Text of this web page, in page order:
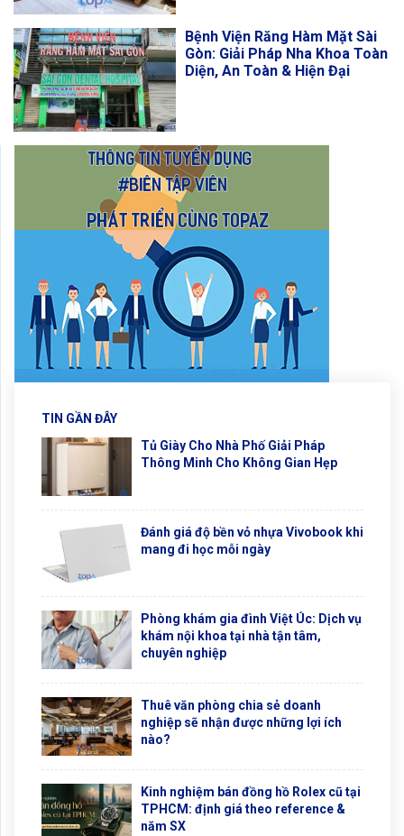
Bệnh Viện Răng Hàm Mặt Sài
Gòn: Giải Pháp Nha Khoa Toàn
Diện, An Toàn & Hiện Đại
TIN GẦN ĐÂY
Tủ Giày Cho Nhà Phố Giải Pháp
Thông Minh Cho Không Gian Hẹp
Đánh giá độ bền vỏ nhựa Vivobook khi
mang đi học mỗi ngày
Phòng khám gia đình Việt Úc: Dịch vụ
khám nội khoa tại nhà tận tâm,
chuyên nghiệp
Thuê văn phòng chia sẻ doanh
nghiệp sẽ nhận được những lợi ích
nào?
Kinh nghiệm bán đồng hồ Rolex cũ tại
TPHCM: định giá theo reference &
năm SX